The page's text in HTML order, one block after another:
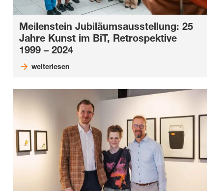
Meilenstein Jubiläumsausstellung: 25
Jahre Kunst im BiT, Retrospektive
1999 – 2024
weiterlesen